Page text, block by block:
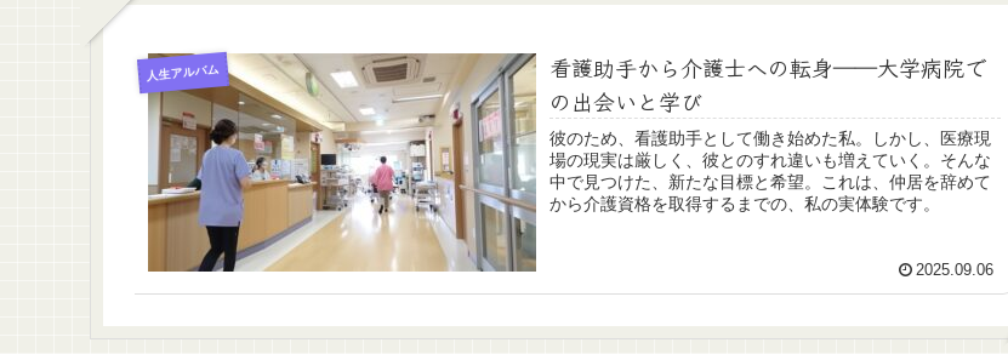
人生アルバム
看護助手から介護士への転身――大学病院で
の出会いと学び
彼のため、看護助手として働き始めた私。しかし、医療現
場の現実は厳しく、彼とのすれ違いも増えていく。そんな
中で見つけた、新たな目標と希望。これは、仲居を辞めて
から介護資格を取得するまでの、私の実体験です。
2025.09.06